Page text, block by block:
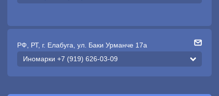
РФ, РТ, г. Елабуга, ул. Баки Урманче 17а
Иномарки +7 (919) 626-03-09